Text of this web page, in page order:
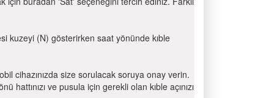
kuzeyi (N) gösterirken saat yönünde kıble
cihazınızda size sorulacak soruya onay verin.
ve pusula için gerekli olan kıble açınızı